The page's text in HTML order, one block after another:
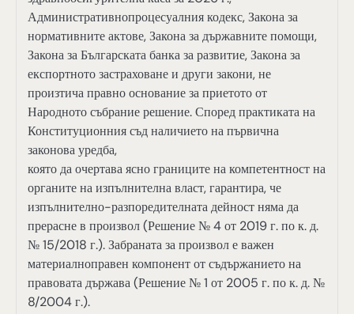
Административнопроцесуалния кодекс, Закона за
нормативните актове, Закона за държавните помощи,
Закона за Българската банка за развитие, Закона за
експортното застраховане и други закони, не
произтича правно основание за приетото от
Народното събрание решение. Според практиката на
Конституционния съд наличието на първична
законова уредба,
която да очертава ясно границите на компетентност на
органите на изпълнителна власт, гарантира, че
изпълнително-разпоредителната дейност няма да
прерасне в произвол (Решение № 4 от 2019 г. по к. д.
№ 15/2018 г.). Забраната за произвол е важен
материалноправен компонент от съдържанието на
правовата държава (Решение № 1 от 2005 г. по к. д. №
8/2004 г.).